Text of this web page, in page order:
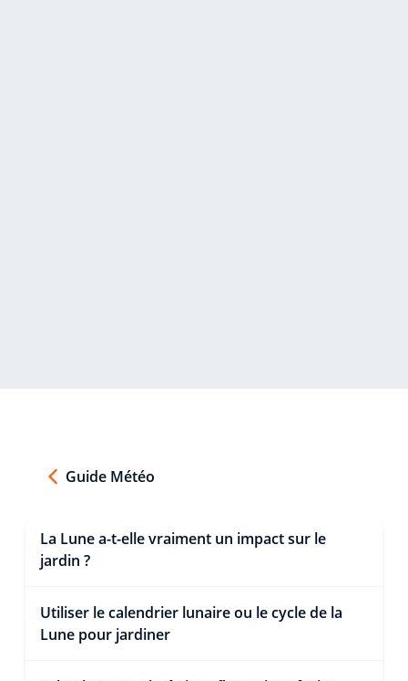
Guide Météo
La Lune a-t-elle vraiment un impact sur le
jardin ?
Utiliser le calendrier lunaire ou le cycle de la
Lune pour jardiner